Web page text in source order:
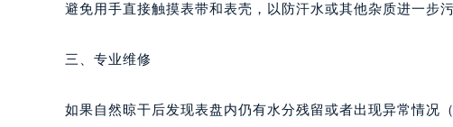
避免用手直接触摸表带和表壳，以防汗水或其他杂质进一步污
三、专业维修
如果自然晾干后发现表盘内仍有水分残留或者出现异常情况